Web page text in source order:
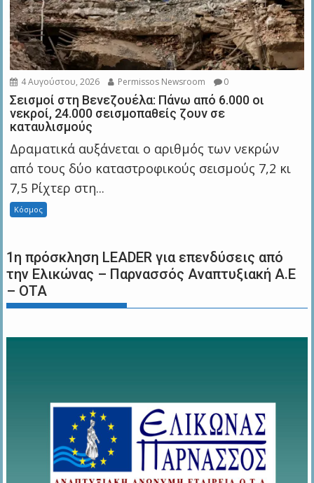
4 Αυγούστου, 2026 Permissos Newsroom 0
Σεισμοί στη Βενεζουέλα: Πάνω από 6.000 οι
νεκροί, 24.000 σεισμοπαθείς ζουν σε
καταυλισμούς
Δραματικά αυξάνεται ο αριθμός των νεκρών
από τους δύο καταστροφικούς σεισμούς 7,2 κι
7,5 Ρίχτερ στη...
Κόσμος
1η πρόσκληση LEADER για επενδύσεις από
την Ελικώνας – Παρνασσός Αναπτυξιακή Α.Ε
– ΟΤΑ